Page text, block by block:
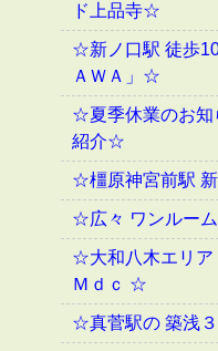
ド上品寺☆
☆新ノ口駅 徒歩
ＡＷＡ」☆
☆夏季休業のお
紹介☆
☆橿原神宮前駅
☆広々 ワンルー
☆大和八木エリ
Ｍｄｃ ☆
☆真菅駅の 築浅